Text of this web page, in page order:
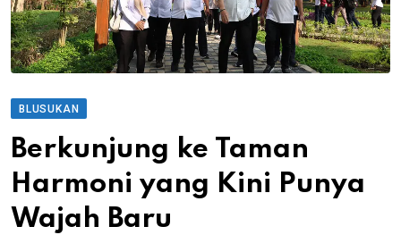
BLUSUKAN
Berkunjung ke Taman
Harmoni yang Kini Punya
Wajah Baru